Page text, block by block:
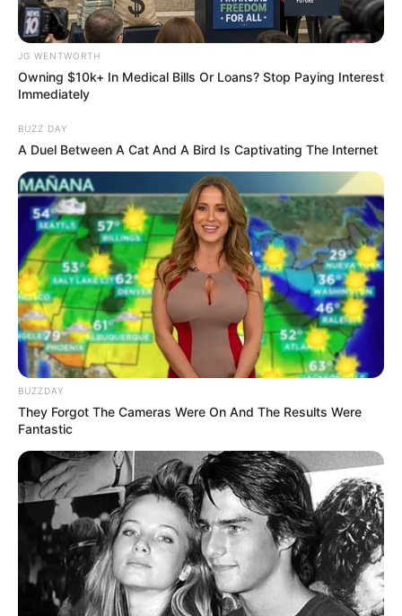
2025’s Most Impactful Celebrity Farewells
BRAINBERRIES
These Scenes Sparked Conversations Beyond The
Film
BRAINBERRIES
From Baddies To Sweethearts: 9 Actresses That Can
Do It All!
JG WENTWORTH
Owning $10k+ In Medical Bills Or Loans? Stop Paying Interest
Immediately
BUZZ DAY
A Duel Between A Cat And A Bird Is Captivating The Internet
BUZZDAY
They Forgot The Cameras Were On And The Results Were
Fantastic